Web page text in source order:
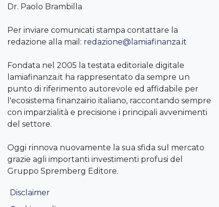
Dr. Paolo Brambilla
Per inviare comunicati stampa contattare la
redazione alla mail: redazione@lamiafinanza.it
Fondata nel 2005 la testata editoriale digitale
lamiafinanza.it ha rappresentato da sempre un
punto di riferimento autorevole ed affidabile per
l'ecosistema finanzairio italiano, raccontando sempre
con imparzialità e precisione i principali avvenimenti
del settore.
Oggi rinnova nuovamente la sua sfida sul mercato
grazie agli importanti investimenti profusi del
Gruppo Spremberg Editore.
Disclaimer